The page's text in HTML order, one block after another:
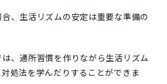
、生活リズムの安定は重要な準備の
、通所習慣を作りながら生活リズム
処法を学んだりすることができま